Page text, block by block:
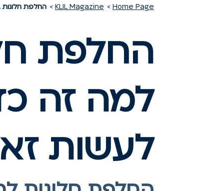
Home Page
KLIL Magazine החלפת
החלפת
למה זה
לעשות